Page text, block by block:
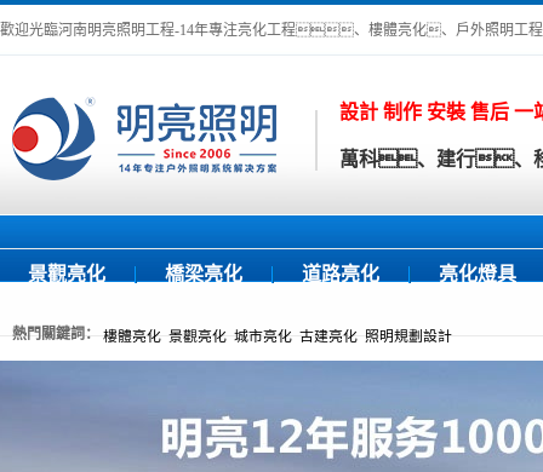
歡迎光臨河南明亮照明工程-14年專注亮化工程、樓體亮化、戶外照明工程
設計 制作 安裝 售后 一
萬科、建行、
景觀亮化 橋梁亮化 道路亮化 亮化燈具
熱門關鍵詞：